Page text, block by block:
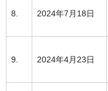
8. 2024年7月18日
9. 2024年4月23日